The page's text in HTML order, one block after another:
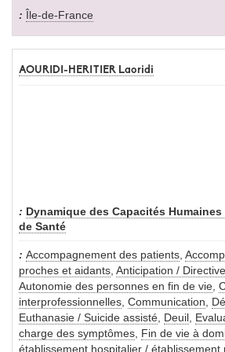
Île-de-France
AOURIDI-HERITIER Laoridi
Dynamique des Capacités
de Santé
Accompagnement des patients,
proches et aidants, Anticipation /
Autonomie des personnes en fin de vie,
interprofessionnelles, Communication,
Euthanasie / Suicide assisté, Deuil ,
charge des symptômes, Fin de vie à
établissement hospitalier / établissement